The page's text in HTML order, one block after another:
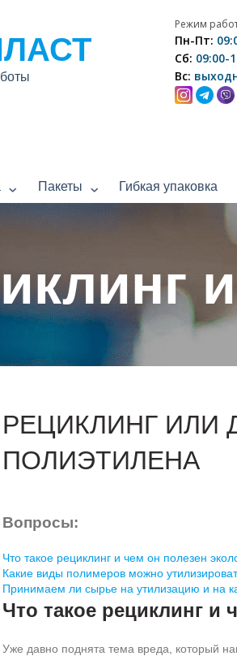
Режим
Пн-Пт:
Сб: 09:00-
Вс:
Пакеты Гибкая упаковка
РЕЦИКЛИНГ ИЛИ
ПОЛИЭТИЛЕНА
Вопросы:
Что такое рециклинг и чем он полезен
Какие виды полимеров можно
Принимаем ли сырье на утилизацию и на
Что такое рециклинг и
Уже давно поднята тема вреда, который